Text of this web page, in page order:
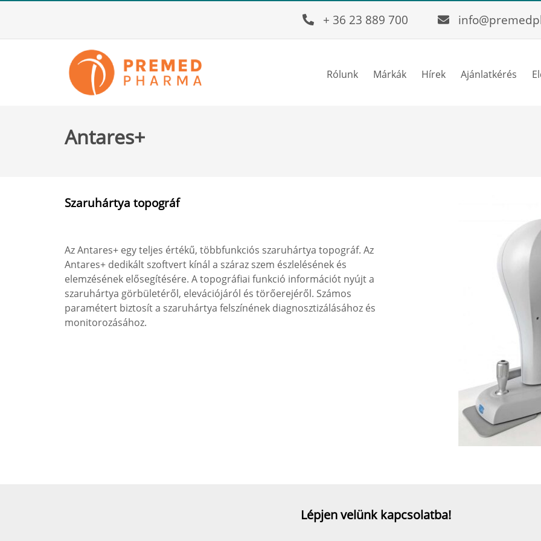
+ 36 23 889 700
Rólunk Márkák Hírek Ajánlatkérés
Antares+
Szaruhártya topográf
Az Antares+ egy teljes értékű, többfunkciós szaruhártya topográf. Az
Antares+ dedikált szoftvert kínál a száraz szem észlelésének és
elemzésének elősegítésére. A topográfiai funkció információt nyújt a
szaruhártya görbületéről, elevációjáról és törőerejéről. Számos
paramétert biztosít a szaruhártya felszínének diagnosztizálásához és
monitorozásához.
Lépjen velünk kapcsolatba!